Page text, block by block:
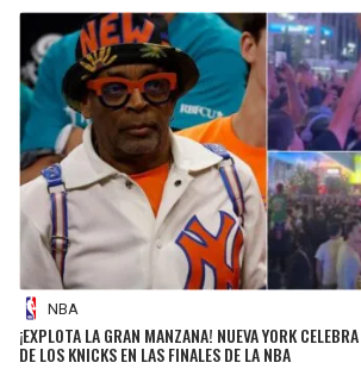
NBA
¡EXPLOTA LA GRAN MANZANA! NUEVA YORK
DE LOS KNICKS EN LAS FINALES DE LA NBA